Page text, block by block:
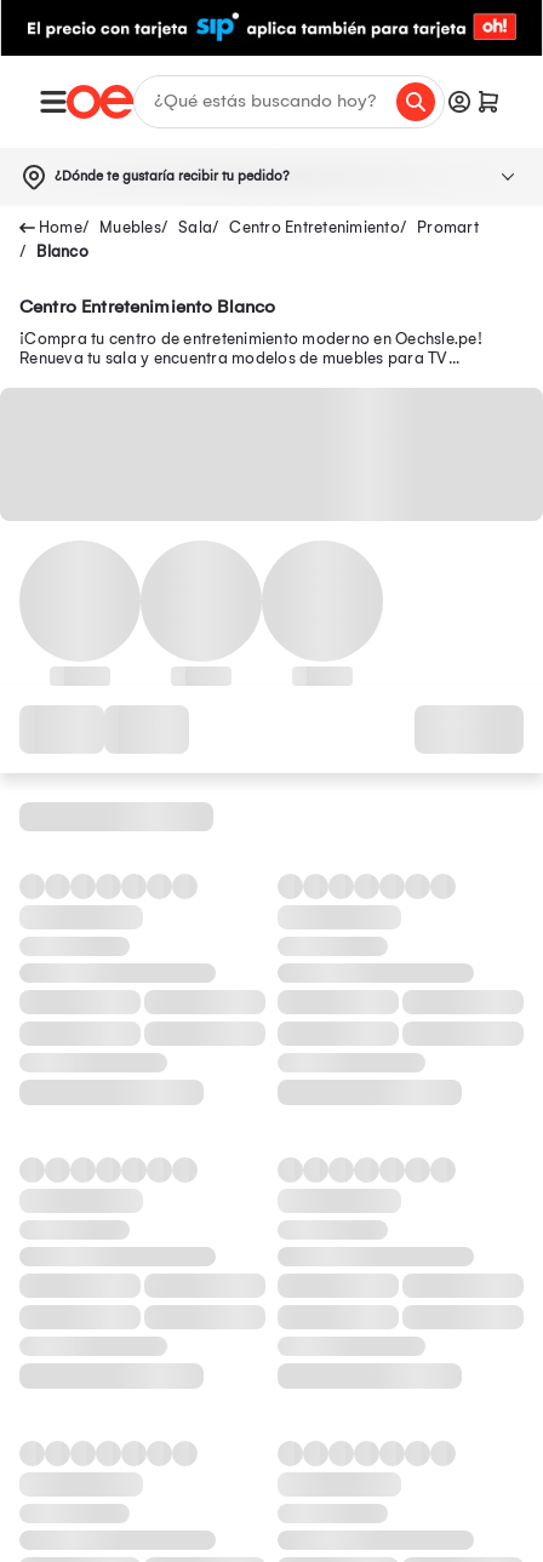
¿Dónde te gustaría recibir tu pedido?
Muebles Sala Centro Entretenimiento
Promart
Blanco
Centro Entretenimiento Blanco
¡Compra tu centro de entretenimiento moderno en Oechsle.pe!
Renueva tu sala y encuentra modelos de muebles para TV